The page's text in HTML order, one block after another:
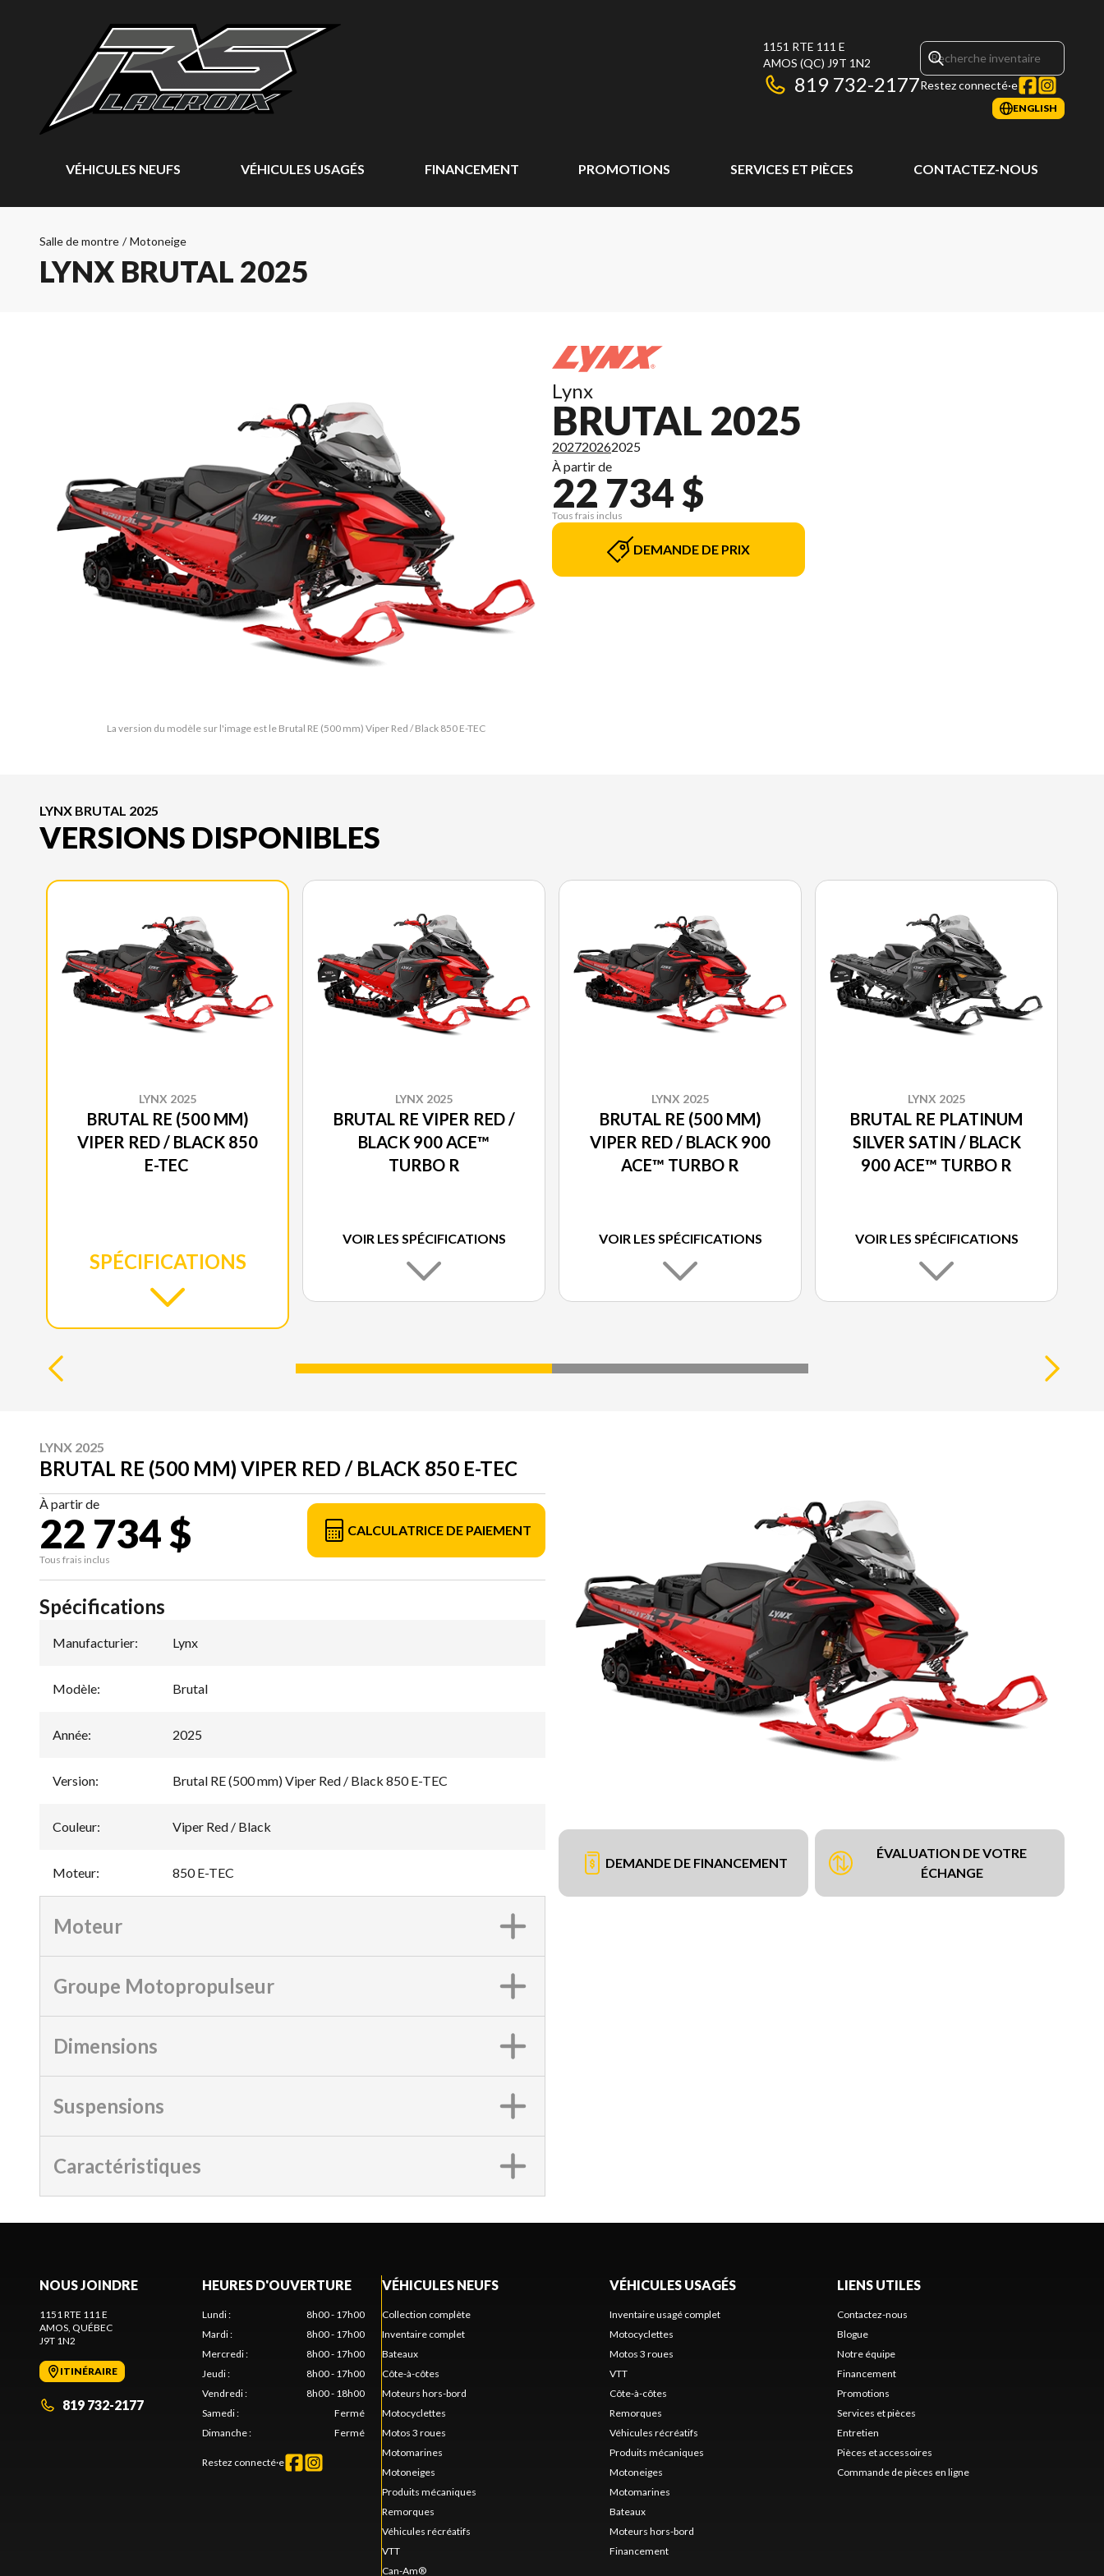
1151 RTE 111 E
AMOS (QC) J9T 1N2
819 732-2177Restez connecté·e
ENGLISH
VÉHICULES NEUFS VÉHICULES USAGÉS FINANCEMENT PROMOTIONS SERVICES ET PIÈCES CONTACTEZ-NOUS
Salle de montre / Motoneige
LYNX BRUTAL 2025
La version du modèle sur l'image est le Brutal RE (500 mm) Viper Red / Black 850 E-TEC
Lynx
BRUTAL 2025
202720262025
À partir de
22 734 $
Tous frais inclus
DEMANDE DE PRIX
LYNX BRUTAL 2025
VERSIONS DISPONIBLES
LYNX 2025
BRUTAL RE (500 MM)
VIPER RED / BLACK 850
E-TEC
SPÉCIFICATIONS
LYNX 2025
BRUTAL RE VIPER RED /
BLACK 900 ACE™
TURBO R
VOIR LES SPÉCIFICATIONS
LYNX 2025
BRUTAL RE (500 MM)
VIPER RED / BLACK 900
ACE™ TURBO R
VOIR LES SPÉCIFICATIONS
LYNX 2025
BRUTAL RE PLATINUM
SILVER SATIN / BLACK
900 ACE™ TURBO R
VOIR LES SPÉCIFICATIONS
LYNX 2025
BRUTAL RE (500 MM) VIPER RED / BLACK 850 E-TEC
À partir de
22 734 $
Tous frais inclus
CALCULATRICE DE PAIEMENT
DEMANDE DE FINANCEMENT
ÉVALUATION DE VOTRE
ÉCHANGE
Spécifications
Manufacturier: Lynx
Modèle: Brutal
Année: 2025
Version: Brutal RE (500 mm) Viper Red / Black 850 E-TEC
Couleur: Viper Red / Black
Moteur: 850 E-TEC
Moteur
Groupe Motopropulseur
Dimensions
Suspensions
Caractéristiques
NOUS JOINDRE
1151 RTE 111 E
AMOS , QUÉBEC
J9T 1N2
ITINÉRAIRE
819 732-2177
HEURES D'OUVERTURE
Lundi:
8h00 - 17h00
Mardi:
8h00 - 17h00
Mercredi:
8h00 - 17h00
Jeudi:
8h00 - 17h00
Vendredi:
8h00 - 18h00
Samedi:
Fermé
Dimanche: Fermé
Restez connecté·e
VÉHICULES NEUFS
Collection complète
Inventaire complet
Bateaux
Côte-à-côtes
Moteurs hors-bord
Motocyclettes
Motos 3 roues
Motomarines
Motoneiges
Produits mécaniques
Remorques
Véhicules récréatifs
VTT
Can-Am®
VÉHICULES USAGÉS
Inventaire usagé complet
Motocyclettes
Motos 3 roues
VTT
Côte-à-côtes
Remorques
Véhicules récréatifs
Produits mécaniques
Motoneiges
Motomarines
Bateaux
Moteurs hors-bord
Financement
LIENS UTILES
Contactez-nous
Blogue
Notre équipe
Financement
Promotions
Services et pièces
Entretien
Pièces et accessoires
Commande de pièces en ligne